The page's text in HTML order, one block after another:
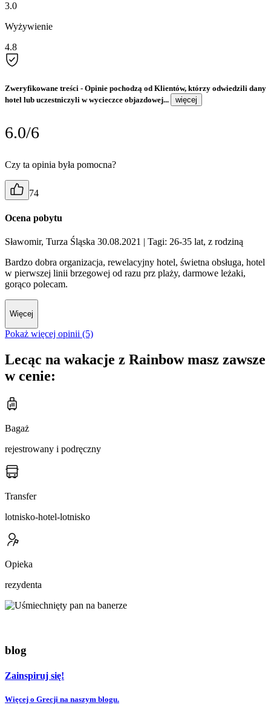
3.0
Wyżywienie
4.8
Zweryfikowane treści - Opinie pochodzą od Klientów, którzy odwiedzili dany
hotel lub uczestniczyli w wycieczce objazdowej...
więcej
6.0/6
Czy ta opinia była pomocna?
74
Ocena pobytu
Sławomir, Turza Śląska 30.08.2021 | Tagi: 26-35 lat, z rodziną
Bardzo dobra organizacja, rewelacyjny hotel, świetna obsługa, hotel
w pierwszej linii brzegowej od razu prz plaży, darmowe leżaki,
gorąco polecam.
Więcej
Pokaż więcej opinii (5)
Lecąc na wakacje z Rainbow masz zawsze
w cenie:
Bagaż
rejestrowany i podręczny
Transfer
lotnisko-hotel-lotnisko
Opieka
rezydenta
blog
Zainspiruj się!
Więcej o Grecji na naszym blogu.